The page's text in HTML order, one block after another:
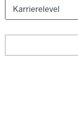
Karrierelevel